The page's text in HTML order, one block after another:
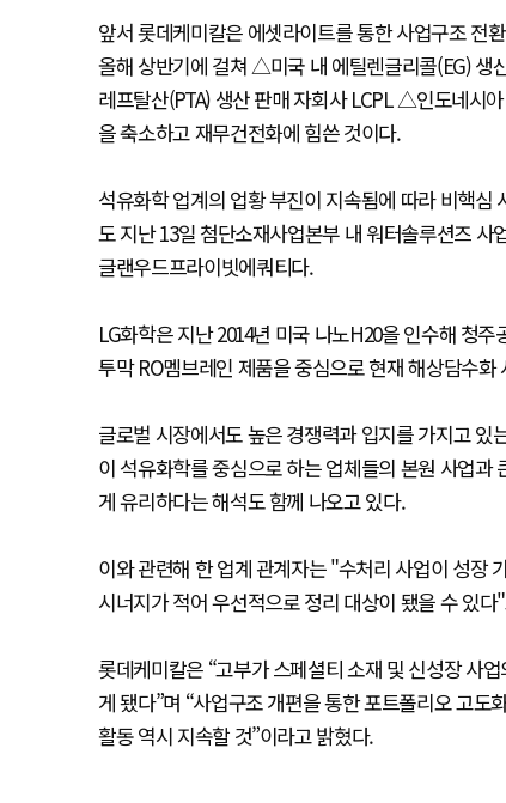
앞서 롯데케미칼은 에셋라이트를 통한 사업구조 전
올해 상반기에 걸쳐 △미국 내 에틸렌글리콜(EG)
레프탈산(PTA) 생산 판매 자회사 LCPL △인도네시
을 축소하고 재무건전화에 힘쓴 것이다.
석유화학 업계의 업황 부진이 지속됨에 따라 비핵
도 지난 13일 첨단소재사업본부 내 워터솔루션즈
글랜우드프라이빗에쿼티다.
LG화학은 지난 2014년 미국 나노H20을 인수해 청
투막 RO멤브레인 제품을 중심으로 현재 해상담수
글로벌 시장에서도 높은 경쟁력과 입지를 가지고
이 석유화학를 중심으로 하는 업체들의 본원 사업
게 유리하다는 해석도 함께 나오고 있다.
이와 관련해 한 업계 관계자는 "수처리 사업이 성장
시너지가 적어 우선적으로 정리 대상이 됐을 수 있다
롯데케미칼은 “고부가 스페셜티 소재 및 신성장 사
게 됐다”며 “사업구조 개편을 통한 포트폴리오 고
활동 역시 지속할 것”이라고 밝혔다.